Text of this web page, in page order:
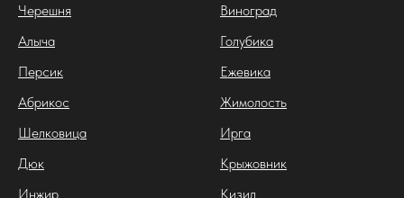
Черешня
Алыча
Персик
Абрикос
Шелковица
Дюк
Инжир
Виноград
Голубика
Ежевика
Жимолость
Ирга
Крыжовник
Кизил